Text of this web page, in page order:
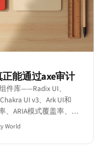
能通过axe审计
件库——Radix UI、
UI v3、Ark UI和
、ARIA模式覆盖率、键
分。
World